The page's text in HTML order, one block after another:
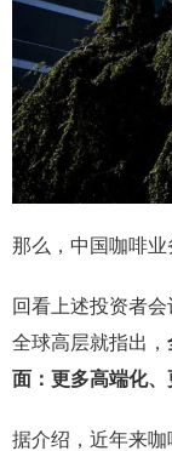
那么，中国咖啡业
回看上述投资者
全球高层就指出，
面：更多高端化、
据介绍，近年来